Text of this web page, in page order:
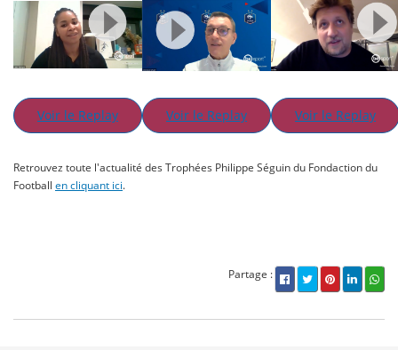
Voir le Replay Voir le Replay Voir le Replay
Retrouvez toute l'actualité des Trophées Philippe Séguin du Fondaction du
Football en cliquant ici.
Partage :